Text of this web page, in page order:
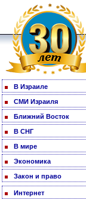
В Израиле
СМИ Израиля
Ближний Восток
В СНГ
В мире
Экономика
Закон и право
Интернет